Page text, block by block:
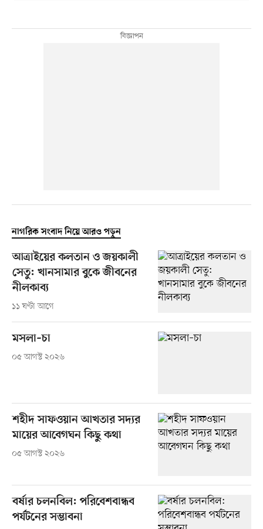
নাগরিক সংবাদ নিয়ে আরও পড়ুন
আত্রাইয়ের কলতান ও জয়কালী
সেতু: খানসামার বুকে জীবনের
নীলকাব্য
১১ ঘণ্টা আগে
মসলা–চা
০৫ আগস্ট ২০২৬
শহীদ সাফওয়ান আখতার সদ্যর
মায়ের আবেগঘন কিছু কথা
০৫ আগস্ট ২০২৬
বর্ষার চলনবিল: পরিবেশবান্ধব
পর্যটনের সম্ভাবনা